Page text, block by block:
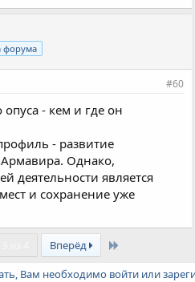
форума
#60
опуса - кем и где он
- развитие
Однако,
деятельности является
и сохранение уже
Вперёд
Вам необходимо войти или